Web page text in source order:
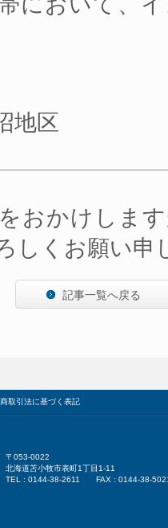
地区
おかけしま
しくお願い申
記事一覧へ戻る
取引法に基づく表記
〒053-0022
北海道苫小牧市表町1丁目1-11
TEL : 0144-38-2611 FAX : 0144-38-